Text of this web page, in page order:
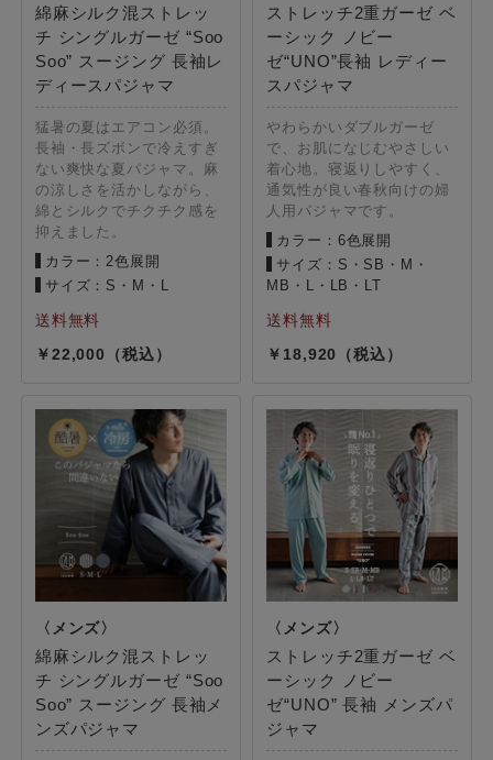
綿麻シルク混ストレッ
チ シングルガーゼ “Soo
Soo” スージング 長袖レ
ディースパジャマ
猛暑の夏はエアコン必須。
長袖・長ズボンで冷えすぎ
ない爽快な夏パジャマ。麻
の涼しさを活かしながら、
綿とシルクでチクチク感を
抑えました。
カラー：2色展開
サイズ：S・M・L
22,000
ストレッチ2重ガーゼ ベ
ーシック ノビー
ゼ“UNO”長袖 レディー
スパジャマ
やわらかいダブルガーゼ
で、お肌になじむやさしい
着心地。寝返りしやすく、
通気性が良い春秋向けの婦
人用パジャマです。
カラー：6色展開
サイズ：S・SB・M・
MB・L・LB・LT
18,920
綿麻シルク混ストレッ
チ シングルガーゼ “Soo
Soo” スージング 長袖メ
ンズパジャマ
ストレッチ2重ガーゼ ベ
ーシック ノビー
ゼ“UNO” 長袖 メンズパ
ジャマ